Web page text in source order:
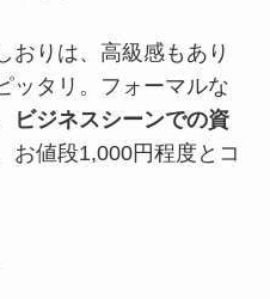
おりは、高級感もあり
ッタリ。フォーマルな
ビジネスシーンでの資
お値段1,000円程度とコ